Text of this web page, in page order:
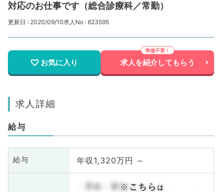
対応のお仕事です（総合診療科／常勤）
更新日 : 2020/09/10求人No : 623595
お気に入り 求人を紹介してもらう
求人詳細
給与
給与 年収1,320万円 ～
・昇給・賞与